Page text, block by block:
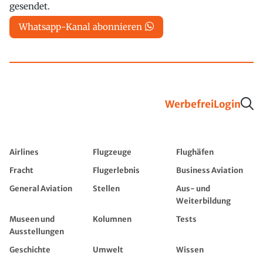
gesendet.
Whatsapp-Kanal abonnieren
WerbefreiLogin
Airlines Flugzeuge
Flughäfen
Fracht
Flugerlebnis
Business Aviation
General Aviation
Stellen
Aus- und
Weiterbildung
Museen und
Ausstellungen
Kolumnen Tests
Geschichte Umwelt
Wissen